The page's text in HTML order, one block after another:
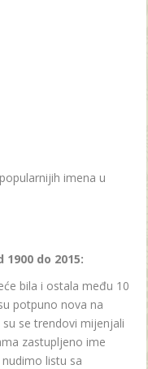
imena u
do 2015:
bila i ostala među 10
potpuno nova na
se trendovi mijenjali
zastupljeno ime
listu sa